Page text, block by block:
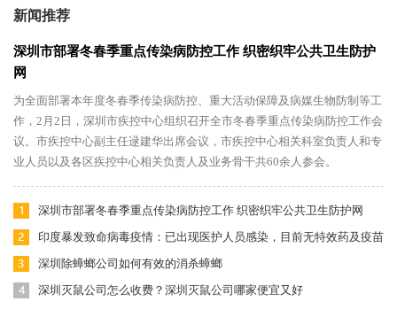
新闻推荐
深圳市部署冬春季重点传染病防控工作 织密织牢公共卫生防护
网
为全面部署本年度冬春季传染病防控、重大活动保障及病媒生物防制等工
作，2月2日，深圳市疾控中心组织召开全市冬春季重点传染病防控工作会
议。市疾控中心副主任逯建华出席会议，市疾控中心相关科室负责人和专
业人员以及各区疾控中心相关负责人及业务骨干共60余人参会。
深圳市部署冬春季重点传染病防控工作 织密织牢公共卫生防护网
印度暴发致命病毒疫情：已出现医护人员感染，目前无特效药及疫苗
深圳除蟑螂公司如何有效的消杀蟑螂
深圳灭鼠公司怎么收费？深圳灭鼠公司哪家便宜又好